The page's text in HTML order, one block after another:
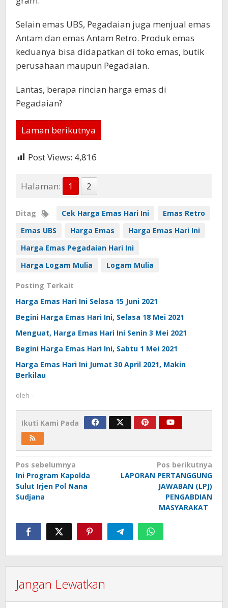
Selain emas UBS, Pegadaian juga menjual emas
Antam dan emas Antam Retro. Produk emas
keduanya bisa didapatkan di toko emas, butik
perusahaan maupun Pegadaian.
Lantas, berapa rincian harga emas di
Pegadaian?
Laman berikutnya
Post Views: 4,816
Halaman: 1 2
Ditag Cek Harga Emas Hari Ini
Emas Retro
Emas UBS
Harga Emas
Harga Emas Hari Ini
Harga Emas Pegadaian Hari Ini
Harga Logam Mulia
Logam Mulia
Posting Terkait
Harga Emas Hari Ini Selasa 15 Juni 2021
Begini Harga Emas Hari Ini, Selasa 18 Mei 2021
Menguat, Harga Emas Hari Ini Senin 3 Mei 2021
Begini Harga Emas Hari Ini, Sabtu 1 Mei 2021
Harga Emas Hari Ini Jumat 30 April 2021, Makin
Berkilau
oleh -
Ikuti Kami Pada
Navigasi
pos
Pos sebelumnya
Ini Program Kapolda
Sulut Irjen Pol Nana
Sudjana
Pos berikutnya
LAPORAN PERTANGGUNG
JAWABAN (LPJ)
PENGABDIAN
MASYARAKAT
Jangan Lewatkan